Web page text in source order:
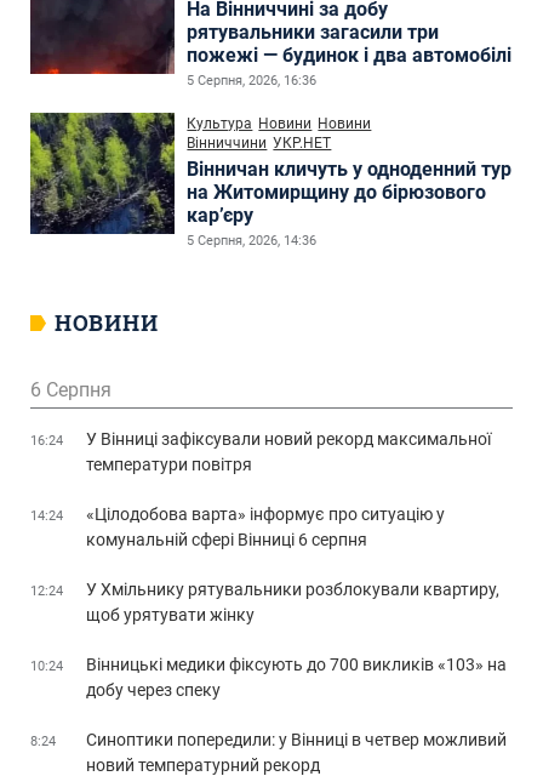
На Вінниччині за добу
рятувальники загасили три
пожежі — будинок і два автомобілі
5 Серпня, 2026, 16:36
Культура Новини Новини
Вінниччини УКР.НЕТ
Вінничан кличуть у одноденний тур
на Житомирщину до бірюзового
кар’єру
5 Серпня, 2026, 14:36
НОВИНИ
6 Серпня
16:24
У Вінниці зафіксували новий рекорд максимальної
температури повітря
14:24
«Цілодобова варта» інформує про ситуацію у
комунальній сфері Вінниці 6 серпня
12:24
У Хмільнику рятувальники розблокували квартиру,
щоб урятувати жінку
10:24
Вінницькі медики фіксують до 700 викликів «103» на
добу через спеку
8:24
Синоптики попередили: у Вінниці в четвер можливий
новий температурний рекорд